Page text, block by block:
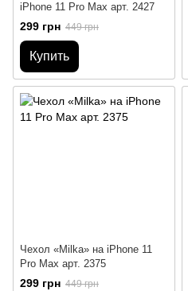
iPhone 11 Pro Max арт. 2427
299 грн 449 грн
Купить
Чехол «Milka» на iPhone 11
Pro Max арт. 2375
299 грн 449 грн